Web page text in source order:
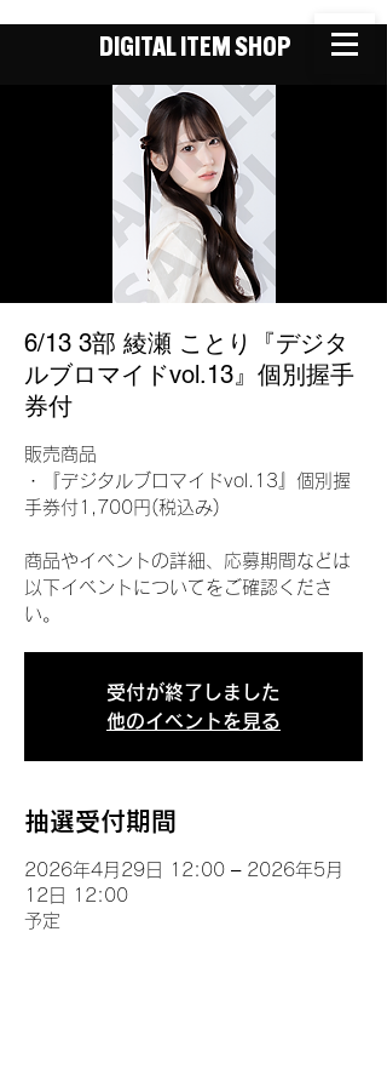
DIGITAL ITEM SHOP
6/13 3部 綾瀬 ことり『デジタ
ルブロマイドvol.13』個別握手
券付
販売商品
・『デジタルブロマイドvol.13』個別握
手券付1,700円(税込み)
商品やイベントの詳細、応募期間などは
以下イベントについてをご確認くださ
い。
受付が終了しました
他のイベントを見る
抽選受付期間
2026年4月29日 12:00 – 2026年5月
12日 12:00
予定